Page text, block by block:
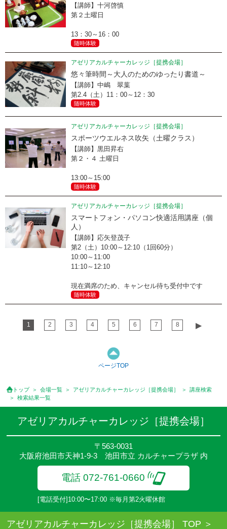
【講師】十河啓慎
第２土曜日
13：30～16：00
随時体験
アゼリアカルチャーカレッジ［提携会場］
悠々筆時間～大人のためのゆったり書道～
【講師】中嶋 翠葉
第2.4（土）11：00～12：30
随時体験
アゼリアカルチャーカレッジ［提携会場］
スポーツウエルネス吹矢（土曜クラス）
【講師】黒田昇右
第２・４ 土曜日
13:00～15:00
随時体験
アゼリアカルチャーカレッジ［提携会場］
スマートフォン・パソコン快適活用講座（個
人）
【講師】応矢登茂子
第2（土）10:00～12:10（1回60分）
10:00～11:00
11:10～12:10
現在満席のため、キャンセル待ち受付中です
随時体験
1 2 3 4 5 6 7 8 ▶︎
ページTOP
トップ 会場一覧 アゼリアカルチャーカレッジ［提携会場］
講座検索
検索結果一覧
アゼリアカルチャーカレッジ［提携会場］
〒563-0031
大阪府池田市天神1-9-3 池田市立 カルチャープラザ 内
電話 072-761-0660
[電話受付]10:00〜17:00 ※毎月第2火曜休館
アゼリアカルチャーカレッジ［提携会場］ TOP